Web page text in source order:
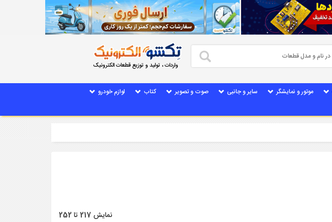
واردات ، تولید و توزیع قطعات الکترونیک
موتور و نمایشگر سایر و جانبی صوت و تصویر کتاب
لوازم خودرو
نمایش 217 تا 252